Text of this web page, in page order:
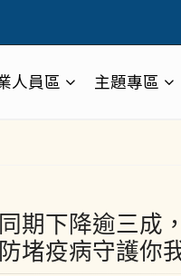
人員區 主題專區
期下降逾三成
堵疫病守護你